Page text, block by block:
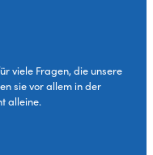
viele Fragen, die unsere
sie vor allem in der
alleine.